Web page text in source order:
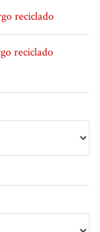
reciclado
reciclado